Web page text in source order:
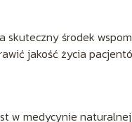
skuteczny środek
jakość życia
w medycynie